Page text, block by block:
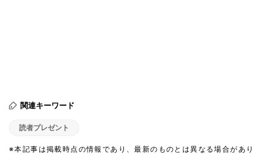
関連キーワード
読者プレゼント
※本記事は掲載時点の情報であり、最新のものとは異なる場合があり